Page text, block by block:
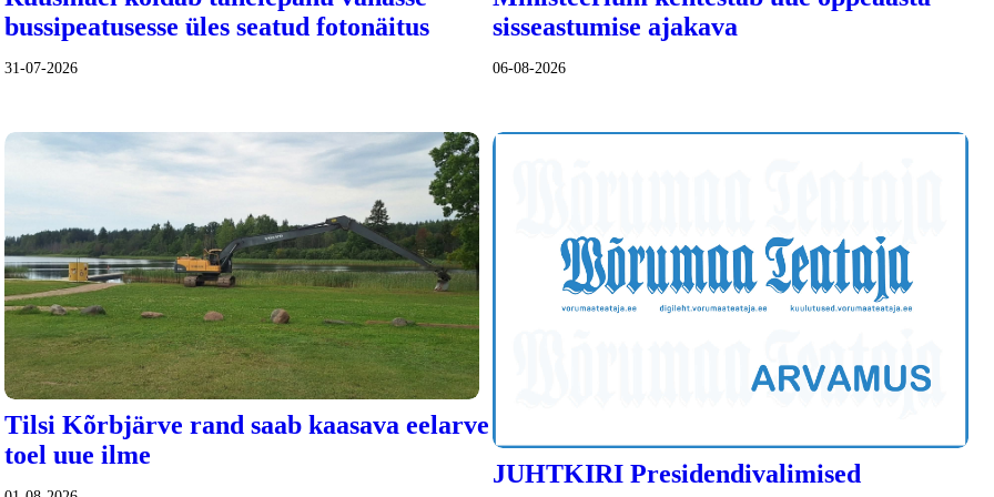
bussipeatusesse üles seatud fotonäitus
31-07-2026
sisseastumise ajakava
06-08-2026
Tilsi Kõrbjärve rand saab kaasava eelarve
toel uue ilme
JUHTKIRI Presidendivalimised